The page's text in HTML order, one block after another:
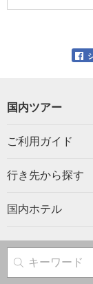
国内ツアー
ご利用ガイド
行き先から探す
国内ホテル
サイト内検索